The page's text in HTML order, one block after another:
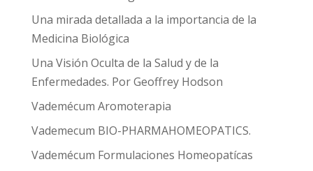
Una mirada detallada a la importancia de la
Medicina Biológica
Una Visión Oculta de la Salud y de la
Enfermedades. Por Geoffrey Hodson
Vademécum Aromoterapia
Vademecum BIO-PHARMAHOMEOPATICS.
Vademécum Formulaciones Homeopatícas